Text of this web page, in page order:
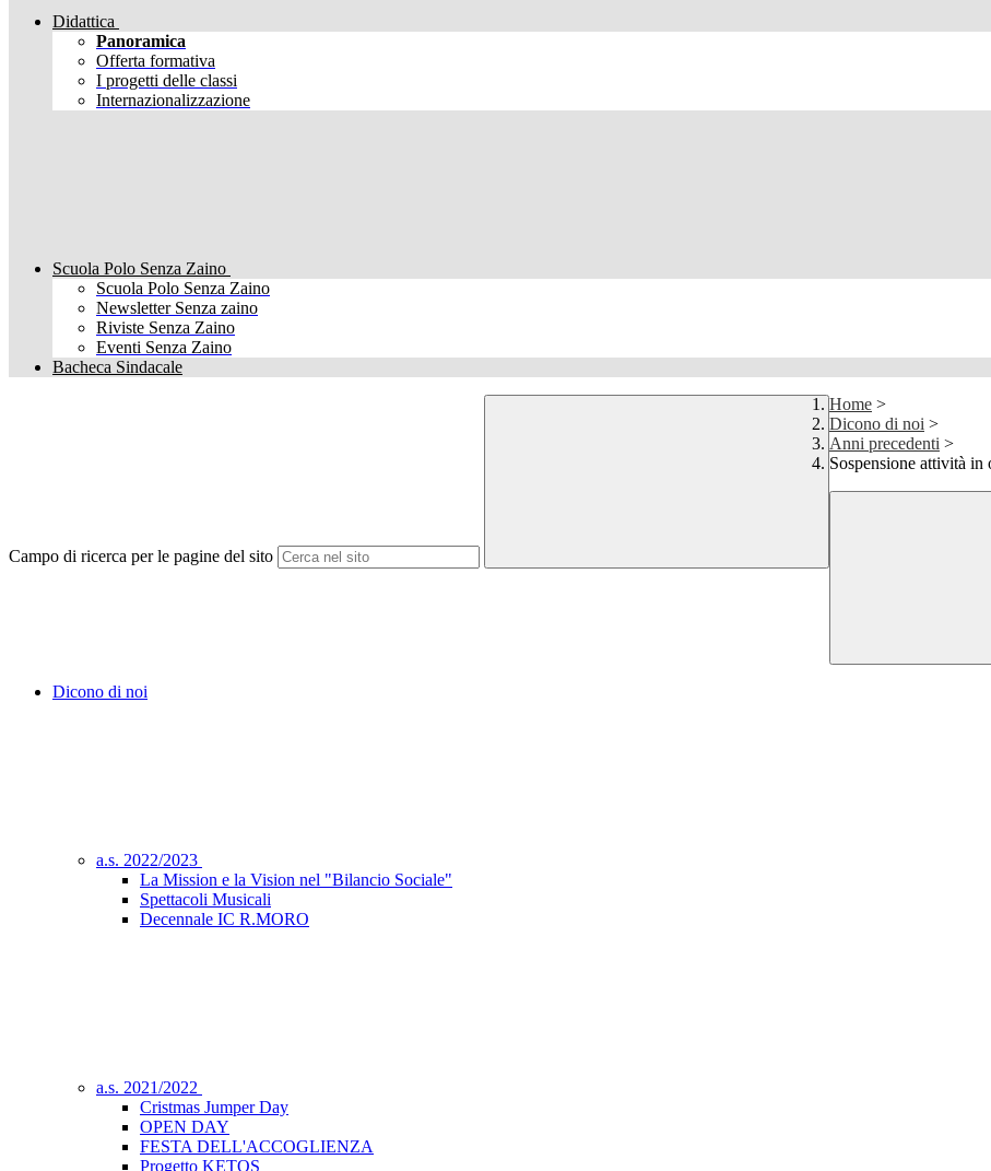
Didattica
Panoramica
Offerta formativa
I progetti delle classi
Internazionalizzazione
Scuola Polo Senza Zaino
Scuola Polo Senza Zaino
Newsletter Senza zaino
Riviste Senza Zaino
Eventi Senza Zaino
Bacheca Sindacale
Campo di ricerca per le pagine del sito
Home >
Dicono di noi >
Anni precedenti >
Sospensione attività
Dicono di noi
a.s. 2022/2023
La Mission e la Vision nel "Bilancio Sociale"
Spettacoli Musicali
Decennale IC R.MORO
a.s. 2021/2022
Cristmas Jumper Day
OPEN DAY
FESTA DELL'ACCOGLIENZA
Progetto KETOS